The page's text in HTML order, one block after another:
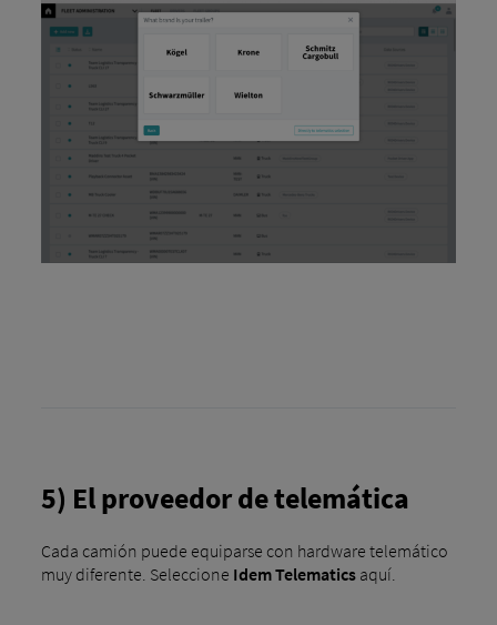
5) El proveedor de telemática
Cada camión puede equiparse con hardware telemático
muy diferente. Seleccione Idem Telematicsaquí.